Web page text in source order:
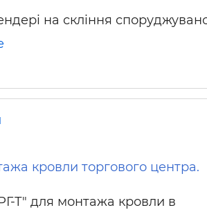
на скління
кровли торгового центра.
Т" для монтажа кровли в